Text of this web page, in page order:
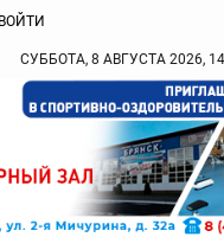
ВОЙТИ
СУББОТА, 8 АВГУСТА 2026,